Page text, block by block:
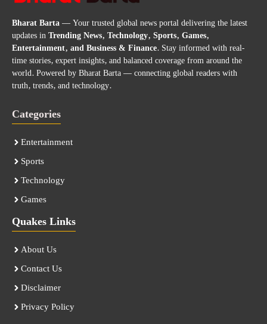
Bharat Barta— Your trusted global news portal delivering the latest
updates inTrending News, Technology, Sports, Games,
Entertainment, and Business & Finance. Stay informed with real-
time stories, expert insights, and balanced coverage from around the
world. Powered by Bharat Barta — connecting global readers with
truth, trends, and technology.
Categories
Entertainment
Sports
Technology
Games
Quakes Links
About Us
Contact Us
Disclaimer
Privacy Policy